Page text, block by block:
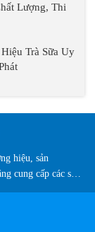
Lượng, Thi
Trà Sữa Uy
hiệu, sản
cung cấp các sản